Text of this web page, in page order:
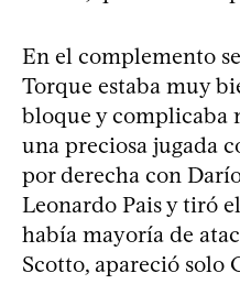
En el complemento
Torque estaba muy
bloque y complicaba
una preciosa jugada
por derecha con
Leonardo Pais y tiró
había mayoría de
Scotto, apareció solo